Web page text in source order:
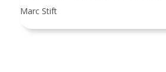
Marc Stift